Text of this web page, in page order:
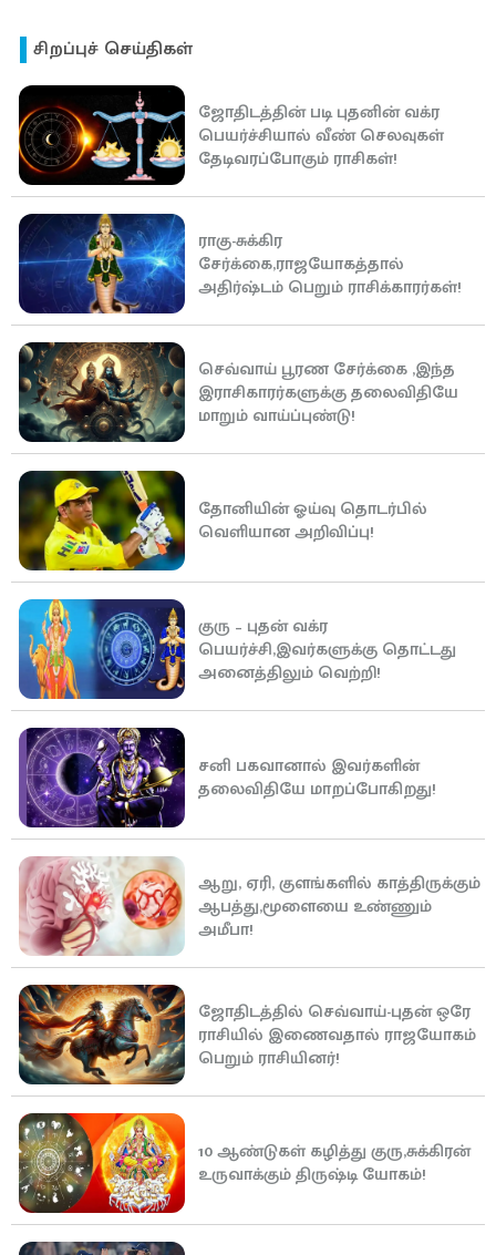
சிறப்புச் செய்திகள்
ஜோதிடத்தின் படி புதனின் வக்ர
பெயர்ச்சியால் வீண் செலவுகள்
தேடிவரப்போகும் ராசிகள்!
ராகு-சுக்கிர
சேர்க்கை,ராஜயோகத்தால்
அதிர்ஷ்டம் பெறும் ராசிக்காரர்கள்!
செவ்வாய் பூரண சேர்க்கை ,இந்த
இராசிகாரர்களுக்கு தலைவிதியே
மாறும் வாய்ப்புண்டு!
தோனியின் ஓய்வு தொடர்பில்
வெளியான அறிவிப்பு!
குரு – புதன் வக்ர
பெயர்ச்சி,இவர்களுக்கு தொட்டது
அனைத்திலும் வெற்றி!
சனி பகவானால் இவர்களின்
தலைவிதியே மாறப்போகிறது!
ஆறு, ஏரி, குளங்களில் காத்திருக்கும்
ஆபத்து,மூளையை உண்ணும்
அமீபா!
ஜோதிடத்தில் செவ்வாய்-புதன் ஒரே
ராசியில் இணைவதால் ராஜயோகம்
பெறும் ராசியினர்!
10 ஆண்டுகள் கழித்து குரு,சுக்கிரன்
உருவாக்கும் திருஷ்டி யோகம்!